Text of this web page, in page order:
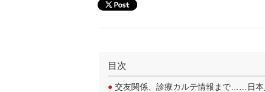
目次
● 交友関係、診療カルテ情報まで……日本